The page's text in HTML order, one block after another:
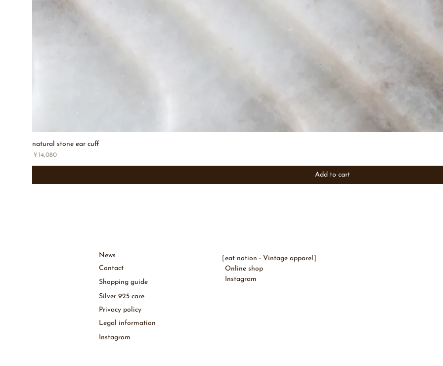
natural stone ear cuff
価格
￥14,080
Add to cart
News
Contact
Shopping guide
［eat notion - ​Vintage apparel］
Online shop
Instagram
Silver 925 care
Privacy policy
Legal information
Instagram​